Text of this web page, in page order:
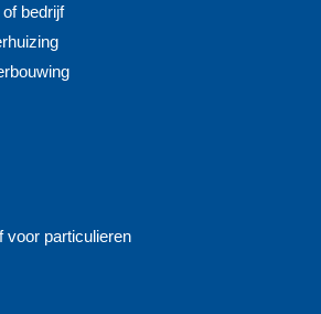
bedrijf
voor particulieren